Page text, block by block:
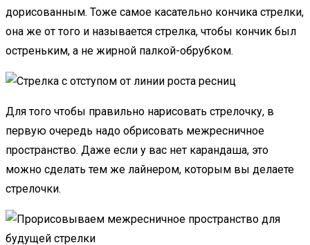
дорисованным. Тоже самое касательно кончика стрелки,
она же от того и называется стрелка, чтобы кончик был
остреньким, а не жирной палкой-обрубком.
Для того чтобы правильно нарисовать стрелочку, в
первую очередь надо обрисовать межресничное
пространство. Даже если у вас нет карандаша, это
можно сделать тем же лайнером, которым вы делаете
стрелочки.